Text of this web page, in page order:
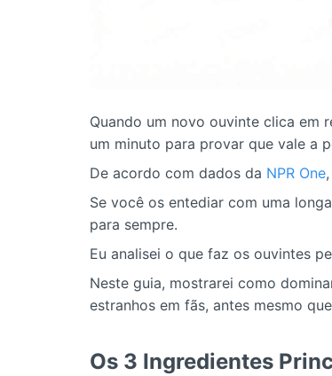
Quando um novo ouvinte clica em
um minuto para provar que vale a
De acordo com dados da NPR One
Se você os entediar com uma
para sempre.
Eu analisei o que faz os ouvintes
Neste guia, mostrarei como
estranhos em fãs, antes mesmo
Os 3 Ingredientes